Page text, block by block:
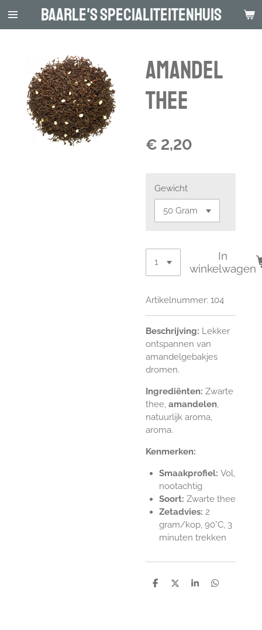
Ga
hoofdinhoud
Baarle's Specialiteitenhuis
Amandel
thee
€ 2,20
Gewicht
In
winkelwagen
Artikelnummer: 104
Beschrijving: Lekker
ontspannen van
amandelgebakjes
dromen.
Ingrediënten: Zwarte
thee, amandelen
natuurlijk aroma,
aroma.
Kenmerken:
Smaakprofiel: Vol,
nootachtig
Soort: Zwarte thee
Zetadvies: 2
gram/kop, 90°C, 3
minuten trekken
D
D
S
D